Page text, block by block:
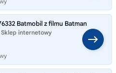
Batmobil z filmu Batman
Sklep internetowy